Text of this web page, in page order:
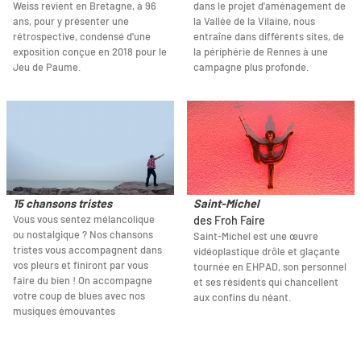
Weiss revient en Bretagne, à 96
ans, pour y présenter une
rétrospective, condensé d'une
exposition conçue en 2018 pour le
Jeu de Paume.
dans le projet d'aménagement de
la Vallée de la Vilaine, nous
entraîne dans différents sites, de
la périphérie de Rennes à une
campagne plus profonde.
15 chansons tristes
Vous vous sentez mélancolique
ou nostalgique ? Nos chansons
tristes vous accompagnent dans
vos pleurs et finiront par vous
faire du bien ! On accompagne
votre coup de blues avec nos
musiques émouvantes
Saint-Michel
des Froh Faire
Saint-Michel est une œuvre
vidéoplastique drôle et glaçante
tournée en EHPAD, son personnel
et ses résidents qui chancellent
aux confins du néant.